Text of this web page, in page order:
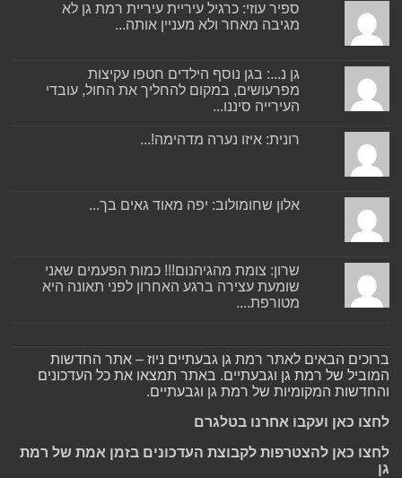
ספיר עוזי: כרגיל עיריית עיריית רמת גן לא
מגיבה מאחר ולא מעניין אותה...
גן נ...: בגן נוסף הילדים חטפו עקיצות
מפרעושים, במקום להחליך את החול, עובדי
העירייה סיננו...
רונית: איזו נערה מדהימה!...
אלון שחומולוב: יפה מאוד גאים בך...
שרון: צומת מהגיהנום!!! כמות הפעמים שאני
שומעת עצירה ברגע האחרון לפני תאונה היא
מטורפת....
ברוכים הבאים לאתר רמת גן גבעתיים ניוז – אתר החדשות
המוביל של רמת גן וגבעתיים. באתר תמצאו את כל העדכונים
והחדשות המקומיות של רמת גן וגבעתיים.
לחצו כאן ועקבו אחרנו בטלגרם
לחצו כאן להצטרפות לקבוצת העדכונים בזמן אמת של רמת
גן